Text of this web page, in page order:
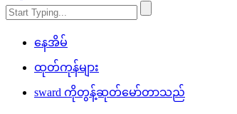
နေအိမ်
ထုတ်ကုန်များ
sward ကိုတွန့်ဆုတ်မော်တာသည်